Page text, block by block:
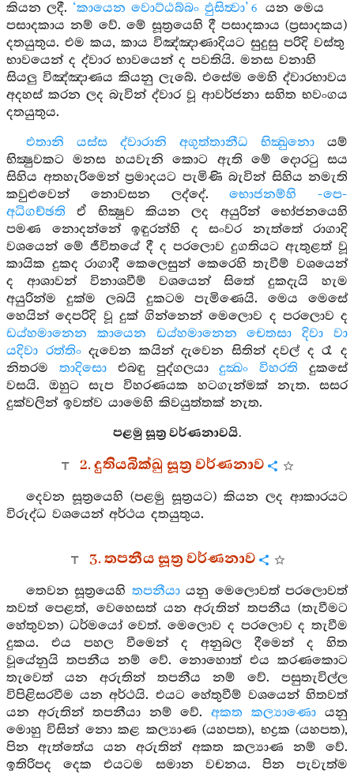
කියන ලදී. ‘කායෙන වොට්ඨබ්බං ඵුසිත්‍වා’ 6
යන මෙය
පසාදකාය නම් වේ. මේ සූත්‍රයෙහි දී පසාදකාය (ප්‍රසාදකය)
දතයුතුය. එම කය, කාය විඤ්ඤාණාදියට සුදුසු පරිදි වස්තු
භාවයෙන් ද ද්වාර භාවයෙන් ද පවතියි. මනස වනාහි
සියලු විඤ්ඤාණය කියනු ලැබේ. එසේම මෙහි ද්වාරභාවය
අදහස් කරන ලද බැවින් ද්වාර වූ ආවර්ජනා සහිත භවංගය
දතයුතුය.
එතානි යස්ස ද්වාරානි අගුත්තානීධ භික්‍ඛුනොයම්
භික්‍ෂුවකට මනස හයවැනි කොට ඇති මේ දොරටු සය
සිහිය අතහැරිමෙන් ප්‍රමාදයට පැමිණි බැවින් සිහිය නමැති
කවුළුවෙන් නොවසන ලද්දේ.භොජනම්හි -පෙ-
අධිගච්ඡති ඒ භික්‍ෂුව කියන ලද අයුරින් භෝජනයෙහි
පමණ නොදන්නේ ඉඳුරන්හි ද සංවර නැත්තේ රාගාදි
වශයෙන් මේ ජීවිතයේ දී ද පරලොව දුගතියට ඇතුළත් වූ
කායික දුකද රාගාදී කෙලෙසුන් කෙරෙහි තැවීම් වශයෙන්
ද ආශාවන් විනාශවීම් වශයෙන් සිතේ දුකදැයි හැම
අයුරින්ම දුක්ම ලබයි දුකටම පැමිණෙයි. මෙය මෙසේ
හෙයින් දෙපරිදි වූ දුක් ගින්නෙන් මෙලොව ද පරලොව ද
ඩය්හමානෙන කායෙන ඩය්හමානෙන චෙතසා දිවා වා
යදිවා රත්තිංදැවෙන කයින් දැවෙන සිතින් දවල් ද රෑ ද
නිතරම තාදිසොඑබඳු පුද්ගලයාදුක්‍ඛං විහරති දුකසේ
වසයි. ඔහුට සැප විහරණයක හටගැන්මක් නැත. සසර
දුක්වලින් ඉවත්ව යාමෙහි කිවයුත්තක් නැත.
පළමු සූත්‍ර වර්ණනාවයි.
2. දුතියබික්ඛු සූත්‍ර වර්ණනාව
දෙවන සූත්‍රයෙහි (පළමු සූත්‍රයට) කියන ලද ආකාරයට
විරුද්ධ වශයෙන් අර්ථය දතයුතුය.
3. තපනීය සූත්‍ර වර්ණනාව
තෙවන සූත්‍රයෙහි තපනීයායනු මෙලොවත් පරලොවත්
තවත් පෙළත්, වෙහෙසත් යන අරුතින් තපනීය (තැවීමට
හේතුවන) ධර්මයෝ වෙත්. මෙලොව ද පරලොව ද තැවීම
දුකය. එය පහල වීමෙන් ද අනුබල දීමෙන් ද හිත
වූයේනුයි තපනීය නම් වේ. නොහොත් එය කරණකොට
තැවෙත් යන අරුතින් තපනීය නම් වේ. පසුතැවිල්ල
විපිළිසරවීම යන අර්ථයි. එයට හේතුවීම් වශයෙන් හිතවත්
යන අරුතින් තපනීයා නම් වේ.අකත කල්‍යාණො යනු
මොහු විසින් නො කළ කල්‍යාණ (යහපත), භද්‍රක (යහපත),
පින ඇත්තේය යන අරුතින් අකත කල්‍යාණ නම් වේ.
ඉතිරිපද දෙක එයටම සමාන වචනය. පින පැවැත්ම